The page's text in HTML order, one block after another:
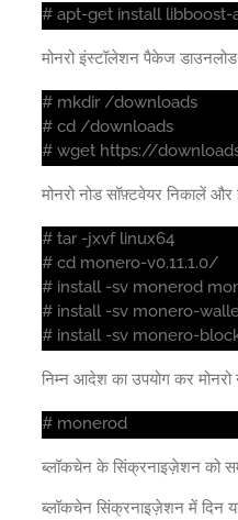
# apt-get install libboost-
मोनरो इंस्टॉलेशन पैकेज
# mkdir /downloads
# cd /downloads
# wget https://
मोनरो नोड सॉफ़्टवेयर निकालें
# tar -jxvf linux64
# cd monero-v0.11.1.0/
# install -sv monerod
# install -sv monero-
# install -sv monero-
निम्न आदेश का उपयोग कर मोनरो
# monerod
ब्लॉकचेन के सिंक्रनाइज़ेशन को
ब्लॉकचेन सिंक्रनाइज़ेशन में दिन